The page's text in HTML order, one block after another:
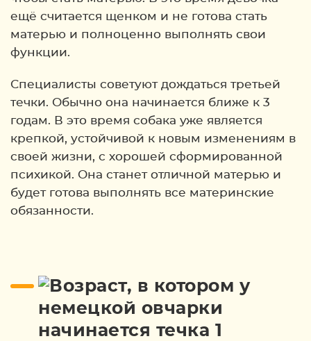
ещё считается щенком и не готова стать
матерью и полноценно выполнять свои
функции.
Специалисты советуют дождаться третьей
течки. Обычно она начинается ближе к 3
годам. В это время собака уже является
крепкой, устойчивой к новым изменениям в
своей жизни, с хорошей сформированной
психикой. Она станет отличной матерью и
будет готова выполнять все материнские
обязанности.